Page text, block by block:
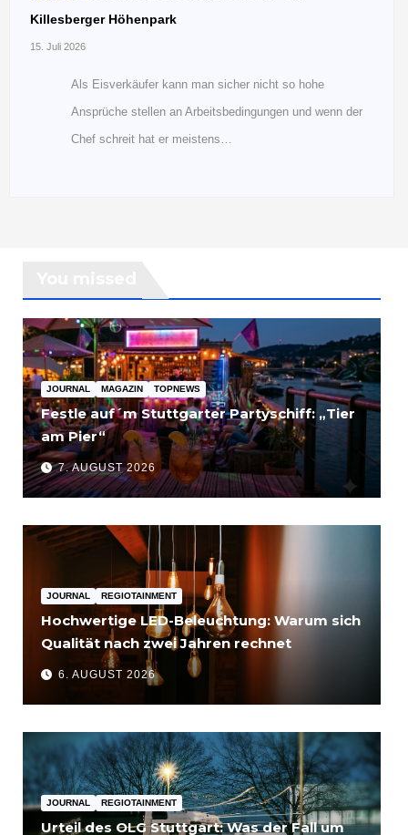
Killesberger Höhenpark
15. Juli 2026
Als Eisverkäufer kann man sicher nicht so hohe
Ansprüche stellen an Arbeitsbedingungen und wenn der
Chef schreit hat er meistens…
JOURNAL MAGAZIN TOPNEWS
Festle auf´m Stuttgarter Partyschiff: „Tier
am Pier“
7. AUGUST 2026
JOURNAL REGIOTAINMENT
Hochwertige LED-Beleuchtung: Warum sich
Qualität nach zwei Jahren rechnet
6. AUGUST 2026
JOURNAL REGIOTAINMENT
Urteil des OLG Stuttgart: Was der Fall um